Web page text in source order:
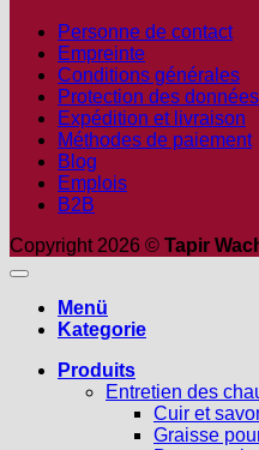
Personne de contact
Empreinte
Conditions générales
Protection des données
Expédition et livraison
Méthodes de paiement
Blog
Emplois
B2B
Copyright 2026 © Tapir
Menü
Kategorie
Produits
Entretien des
Cuir et
Graisse